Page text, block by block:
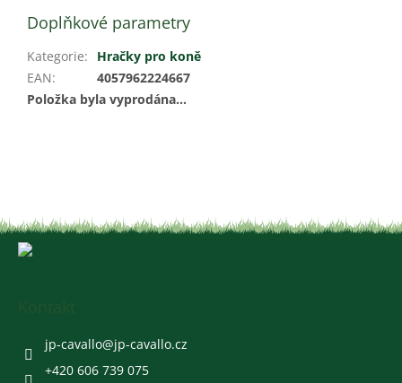
Doplňkové parametry
Kategorie:
Hračky pro koně
EAN:
4057962224667
Položka byla vyprodána…
jp-cavallo@jp-cavallo.cz
+420 606 739 075